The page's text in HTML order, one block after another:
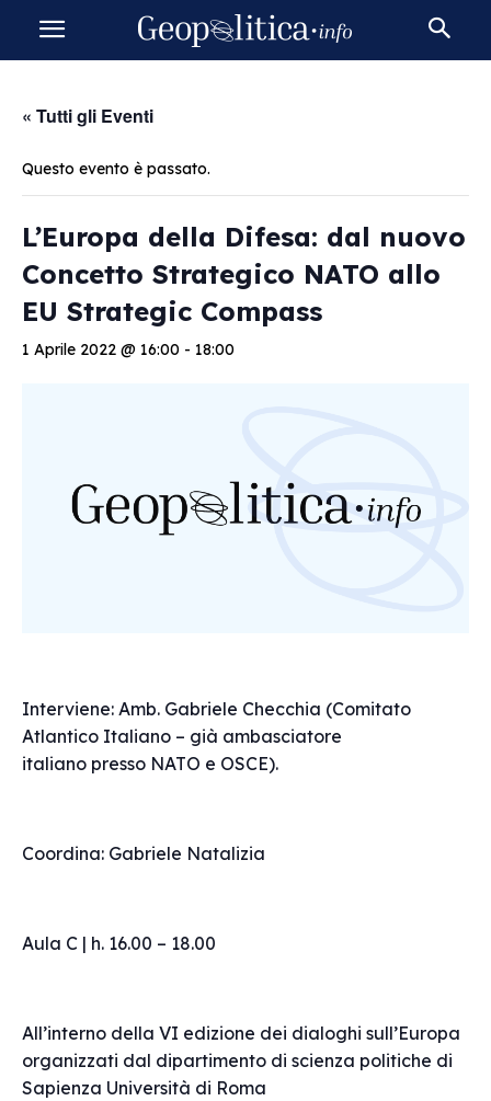
« Tutti gli Eventi
Questo evento è passato.
L’Europa della Difesa: dal nuovo
Concetto Strategico NATO allo
EU Strategic Compass
1 Aprile 2022 @ 16:00 - 18:00
Interviene: Amb. Gabriele Checchia (Comitato
Atlantico Italiano – già ambasciatore
italiano presso NATO e OSCE).
Coordina: Gabriele Natalizia
Aula C | h. 16.00 – 18.00
All’interno della VI edizione dei dialoghi sull’Europa
organizzati dal dipartimento di scienza politiche di
Sapienza Università di Roma